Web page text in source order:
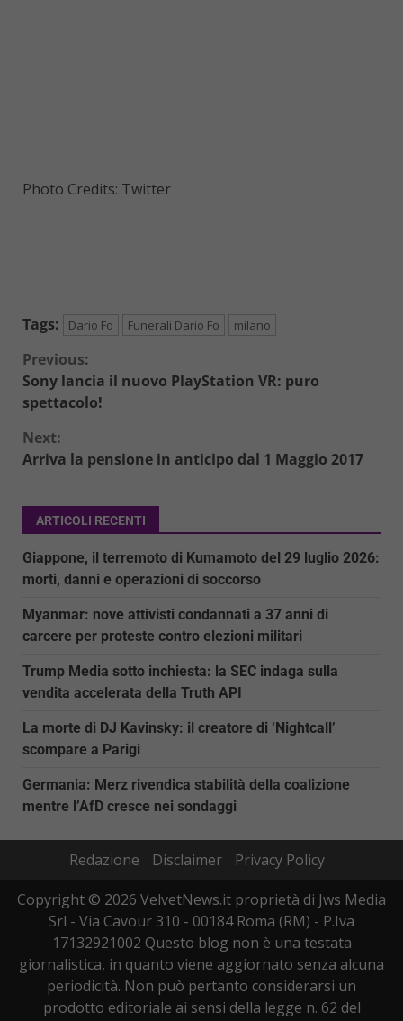
Photo Credits: Twitter
Tags: Dario Fo Funerali Dario Fo milano
Continue
Reading
Previous:
Sony lancia il nuovo PlayStation VR: puro
spettacolo!
Next:
Arriva la pensione in anticipo dal 1 Maggio 2017
ARTICOLI RECENTI
Giappone, il terremoto di Kumamoto del 29 luglio 2026:
morti, danni e operazioni di soccorso
Myanmar: nove attivisti condannati a 37 anni di
carcere per proteste contro elezioni militari
Trump Media sotto inchiesta: la SEC indaga sulla
vendita accelerata della Truth API
La morte di DJ Kavinsky: il creatore di ‘Nightcall’
scompare a Parigi
Germania: Merz rivendica stabilità della coalizione
mentre l’AfD cresce nei sondaggi
Redazione Disclaimer
Privacy Policy
Copyright © 2026 VelvetNews.it proprietà di Jws Media
Srl - Via Cavour 310 - 00184 Roma (RM) - P.Iva
17132921002 Questo blog non è una testata
giornalistica, in quanto viene aggiornato senza alcuna
periodicità. Non può pertanto considerarsi un
prodotto editoriale ai sensi della legge n. 62 del